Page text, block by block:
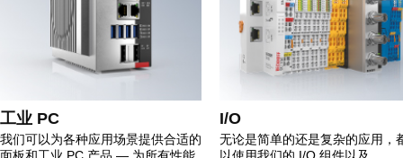
工业 PC
我们可以为各种应用场景提供合适的
I/O
无论是简单的还是复杂的应用，